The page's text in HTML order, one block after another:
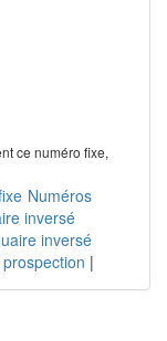
ce numéro fixe,
Numéros
inversé
inversé
|